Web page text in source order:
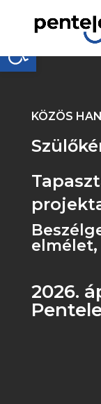
Eszköztár
KÖZÖS
elmélet,
2026.